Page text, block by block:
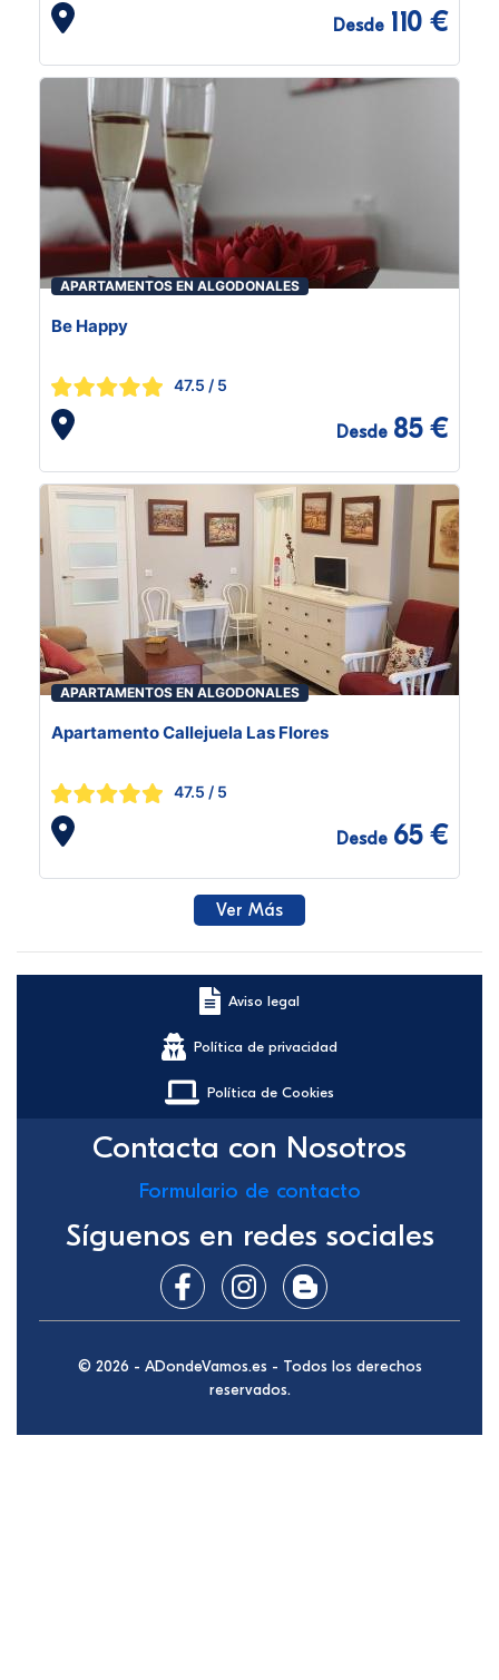
Desde 110 €
APARTAMENTOS EN ALGODONALES
Be Happy
47.5 / 5
Desde 85 €
APARTAMENTOS EN ALGODONALES
Apartamento Callejuela Las Flores
47.5 / 5
Desde 65 €
Ver Más
Aviso legal
Política de privacidad
Política de Cookies
Contacta con Nosotros
Formulario de contacto
Síguenos en redes sociales
© 2026 - ADondeVamos.es - Todos los derechos
reservados.